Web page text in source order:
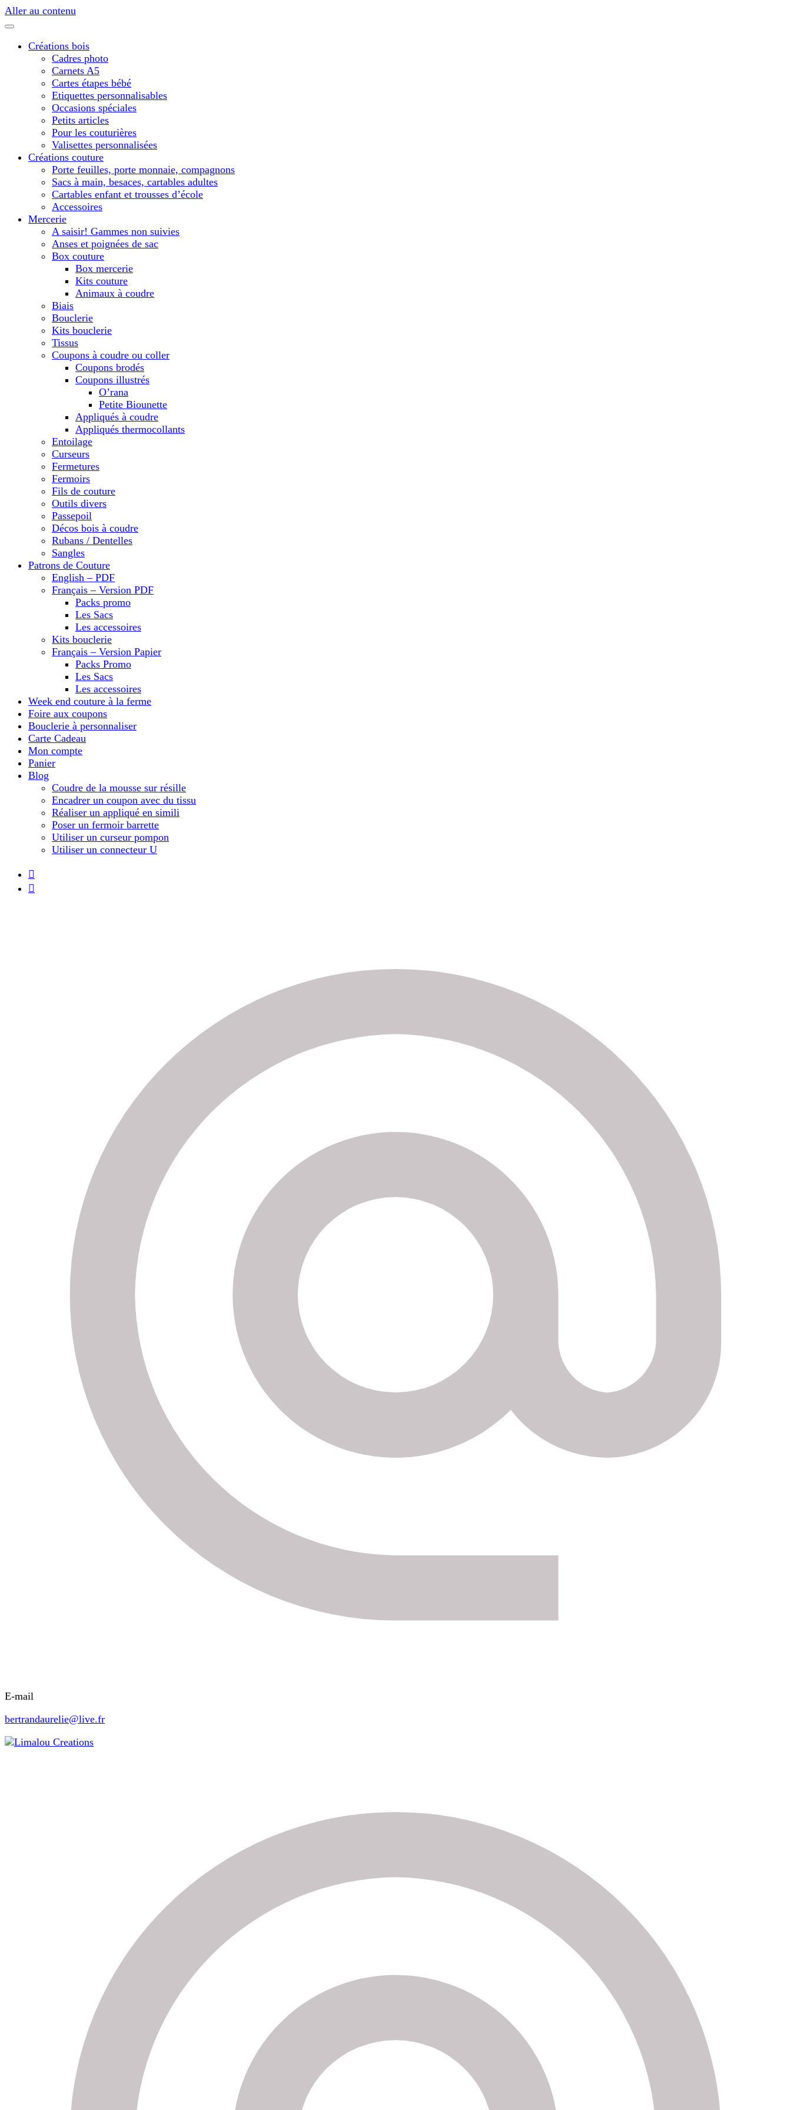
Aller au contenu
Créations bois
Cadres photo
Carnets A5
Cartes étapes bébé
Etiquettes personnalisables
Occasions spéciales
Petits articles
Pour les couturières
Valisettes personnalisées
Créations couture
Porte feuilles, porte monnaie, compagnons
Sacs à main, besaces, cartables adultes
Cartables enfant et trousses d’école
Accessoires
Mercerie
A saisir! Gammes non suivies
Anses et poignées de sac
Box couture
Box mercerie
Kits couture
Animaux à coudre
Biais
Bouclerie
Kits bouclerie
Tissus
Coupons à coudre ou coller
Coupons brodés
Coupons illustrés
O’rana
Petite Biounette
Appliqués à coudre
Appliqués thermocollants
Entoilage
Curseurs
Fermetures
Fermoirs
Fils de couture
Outils divers
Passepoil
Décos bois à coudre
Rubans / Dentelles
Sangles
Patrons de Couture
English – PDF
Français – Version PDF
Packs promo
Les Sacs
Les accessoires
Kits bouclerie
Français – Version Papier
Packs Promo
Les Sacs
Les accessoires
Week end couture à la ferme
Foire aux coupons
Bouclerie à personnaliser
Carte Cadeau
Mon compte
Panier
Blog
Coudre de la mousse sur résille
Encadrer un coupon avec du tissu
Réaliser un appliqué en simili
Poser un fermoir barrette
Utiliser un curseur pompon
Utiliser un connecteur U
E-mail
bertrandaurelie@live.fr